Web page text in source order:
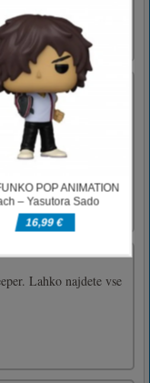
Online!Z miško
igra smrtonosne
sekundo, ubijte
dobite točke za zmago
levi klik miške
za naprej A za levi
Lahko najdete vse